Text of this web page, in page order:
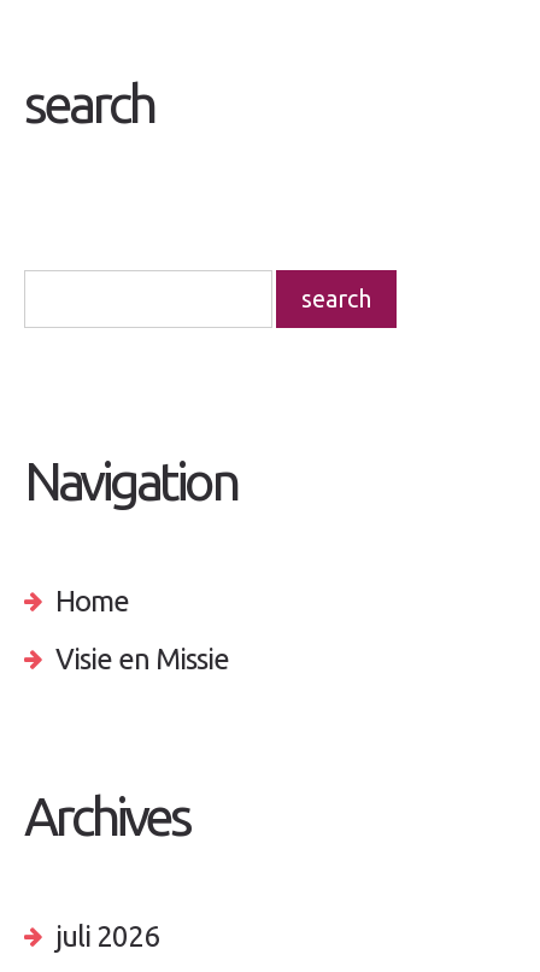
search
Navigation
Home
Visie en Missie
Archives
juli 2026